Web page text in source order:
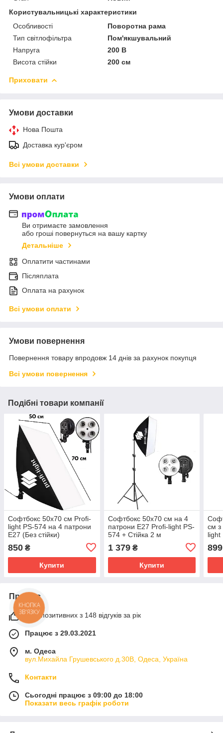
Користувальницькі характеристики
Особливості
Поворотна рама
Тип світлофільтра
Пом'якшувальний
Напруга
200 В
Висота стійки
200 см
Приховати
Умови доставки
Нова Пошта
Доставка кур'єром
Всі умови доставки
Умови оплати
Ви отримаєте замовлення
або гроші повернуться на вашу картку
Детальніше
Оплатити частинами
Післяплата
Оплата на рахунок
Всі умови оплати
Умови повернення
Повернення товару впродовж 14 днів за рахунок покупця
Всі умови повернення
Подібні товари компанії
Софтбокс 50х70 см Profi-
light PS-574 на 4 патрони
E27 (Без стійки)
850 ₴
Купити
Софтбокс 50х70 см на 4
патрони E27 Profi-light PS-
574 + Стійка 2 м
1 379₴
Купити
см
light
899
Про нас
97% позитивних з 148 відгуків за рік
Працює з 29.03.2021
м. Одеса
вул.Михайла Грушевського д.30В, Одеса, Україна
Контакти
Сьогодні працює з 09:00 до 18:00
Показати весь графік роботи
КНОПКА
ЗВ'ЯЗКУ